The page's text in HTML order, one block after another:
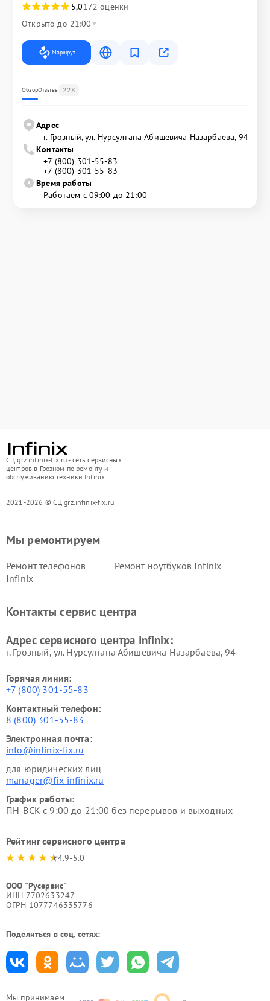
5,0172 оценки
Открыто до 21:00
Маршрут
ОбзорОтзывы 228
Адрес
г. Грозный, ул. Нурсултана Абишевича Назарбаева, 94
Контакты
+7 (800) 301-55-83
+7 (800) 301-55-83
Время работы
Работаем с 09:00 до 21:00
СЦ grz.infinix-fix.ru - сеть сервисных
центров в Грозном по ремонту и
обслуживанию техники Infinix
2021-2026 © СЦ grz.infinix-fix.ru
Мы принимаем
Мы ремонтируем
Ремонт телефонов
Infinix
Ремонт ноутбуков Infinix
Контакты сервис центра
Адрес сервисного центра Infinix:
г. Грозный, ул. Нурсултана Абишевича Назарбаева, 94
Горячая линия:
+7 (800) 301-55-83
Контактный телефон:
8 (800) 301-55-83
Электронная почта:
info@infinix-fix.ru
для юридических лиц
manager@fix-infinix.ru
График работы:
ПН-ВСК с 9:00 до 21:00 без перерывов и выходных
Рейтинг сервисного центра
4.9-5.0
ООО "Русервис"
ИНН 7702633247
ОГРН 1077746335776
Поделиться в соц. сетях: